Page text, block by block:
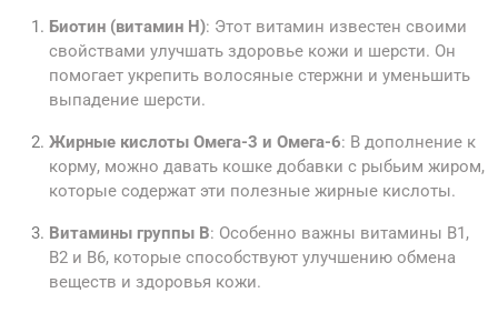
Биотин (витамин H): Этот витамин известен своими
свойствами улучшать здоровье кожи и шерсти. Он
помогает укрепить волосяные стержни и уменьшить
выпадение шерсти.
Жирные кислоты Омега-3 и Омега-6: В дополнение к
корму, можно давать кошке добавки с рыбьим жиром,
которые содержат эти полезные жирные кислоты.
Витамины группы B: Особенно важны витамины B1,
B2 и B6, которые способствуют улучшению обмена
веществ и здоровья кожи.